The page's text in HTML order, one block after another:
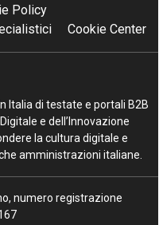
Policy
Cookie Center
Italia di testate e portali B2B
e dell’Innovazione
la cultura digitale e
amministrazioni italiane.
numero registrazione